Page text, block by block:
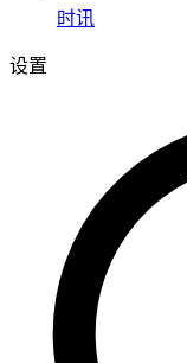
时讯
设置